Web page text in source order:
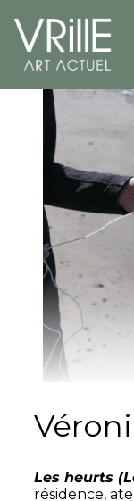
Les heurts
résidence,